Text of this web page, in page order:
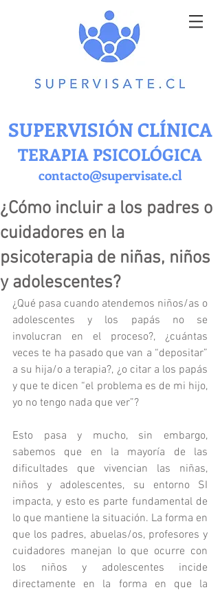
SUPERVISIÓN CLÍNICA
TERAPIA PSICOLÓGICA
contacto@supervisate.cl
¿Cómo incluir a los padres o
cuidadores en la
psicoterapia de niñas, niños
y adolescentes?
¿Qué pasa cuando atendemos niños/as o
adolescentes y los papás no se
involucran en el proceso?, ¿cuántas
veces te ha pasado que van a “depositar”
a su hija/o a terapia?, ¿o citar a los papás
y que te dicen “el problema es de mi hijo,
yo no tengo nada que ver”?
Esto pasa y mucho, sin embargo,
sabemos que en la mayoría de las
dificultades que vivencian las niñas,
niños y adolescentes, su entorno SI
impacta, y esto es parte fundamental de
lo que mantiene la situación. La forma en
que los padres, abuelas/os, profesores y
cuidadores manejan lo que ocurre con
los niños y adolescentes incide
directamente en la forma en que la